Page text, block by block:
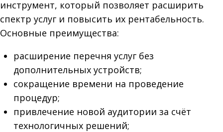
инструмент, который позволяет расширить
спектр услуг и повысить их рентабельность.
Основные преимущества:
расширение перечня услуг без
дополнительных устройств;
сокращение времени на проведение
процедур;
привлечение новой аудитории за счёт
технологичных решений;